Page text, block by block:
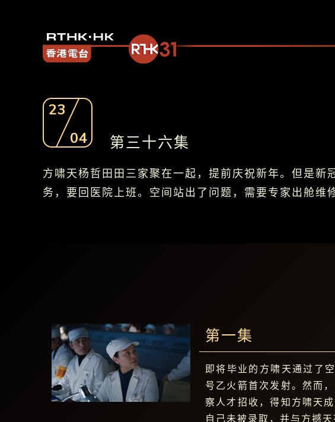
23
04
第三十六集
方啸天杨哲田田三家聚在一起，提前庆祝新年。但是
务，要回医院上班。空间站出了问题，需要专家出舱
第一集
即将毕业的方啸天通过了
号乙火箭首次发射。然而
察人才招收，得知方啸天
自己未被录取，并与方撼